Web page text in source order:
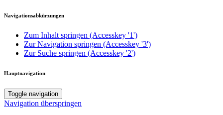
Navigationsabkürzungen
Zum Inhalt springen (Accesskey '1')
Zur Navigation springen (Accesskey '3')
Zur Suche springen (Accesskey '2')
Hauptnavigation
Toggle navigation
Navigation überspringen